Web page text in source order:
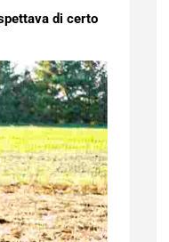
di certo